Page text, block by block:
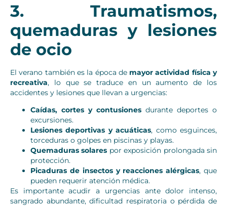
3. Traumatismos,
quemaduras y lesiones
de ocio
El verano también es la época de mayor actividad física y
recreativa, lo que se traduce en un aumento de los
accidentes y lesiones que llevan a urgencias:
Caídas, cortes y contusiones durante deportes o
excursiones.
Lesiones deportivas y acuáticas, como esguinces,
torceduras o golpes en piscinas y playas.
Quemaduras solares por exposición prolongada sin
protección.
Picaduras de insectos y reacciones alérgicas, que
pueden requerir atención médica.
Es importante acudir a urgencias ante dolor intenso,
sangrado abundante, dificultad respiratoria o pérdida de